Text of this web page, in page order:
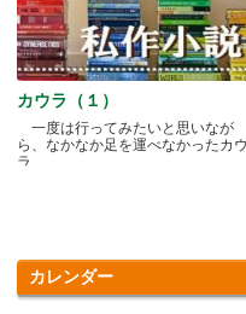
カウラ（１）
一度は行ってみたいと思いなが
ら、なかなか足を運べなかったカウ
ラ.....
カレンダー